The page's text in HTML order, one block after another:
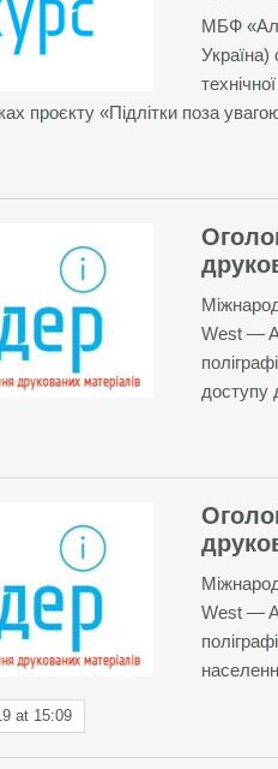
МБФ
Україна)
проєкту «Підлітки поза
West —
доступу
West —
at 15:09